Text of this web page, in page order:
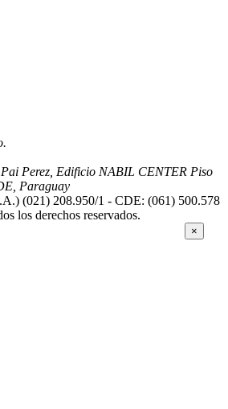
Perez, Edificio NABIL CENTER Piso
Paraguay
(021) 208.950/1 - CDE: (061) 500.578
los derechos reservados.
×